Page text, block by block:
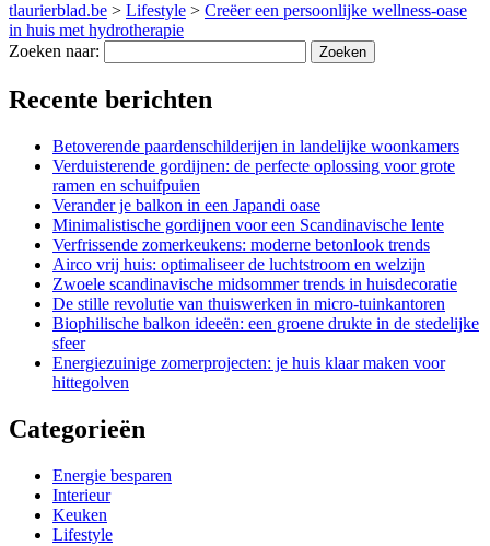
tlaurierblad.be > Lifestyle > Creëer een persoonlijke wellness-oase
in huis met hydrotherapie
Zoeken naar:
Recente berichten
Betoverende paardenschilderijen in landelijke woonkamers
Verduisterende gordijnen: de perfecte oplossing voor grote
ramen en schuifpuien
Verander je balkon in een Japandi oase
Minimalistische gordijnen voor een Scandinavische lente
Verfrissende zomerkeukens: moderne betonlook trends
Airco vrij huis: optimaliseer de luchtstroom en welzijn
Zwoele scandinavische midsommer trends in huisdecoratie
De stille revolutie van thuiswerken in micro-tuinkantoren
Biophilische balkon ideeën: een groene drukte in de stedelijke
sfeer
Energiezuinige zomerprojecten: je huis klaar maken voor
hittegolven
Categorieën
Energie besparen
Interieur
Keuken
Lifestyle